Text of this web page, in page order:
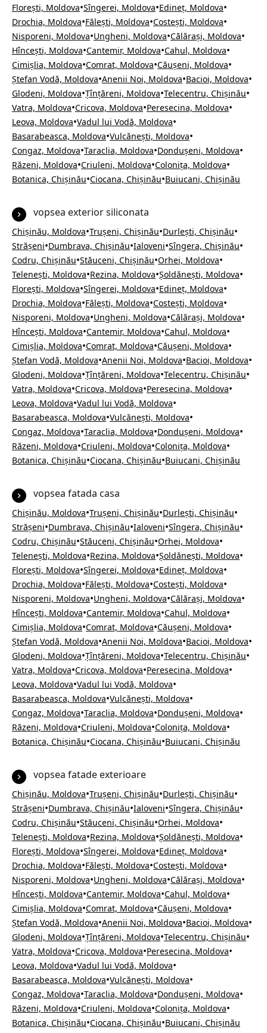
Florești, Moldova•Sîngerei, Moldova•Edineț, Moldova•
Drochia, Moldova•Fălești, Moldova•Costești, Moldova•
Nisporeni, Moldova•Ungheni, Moldova•Călărași, Moldova•
Hîncești, Moldova•Cantemir, Moldova•Cahul, Moldova•
Cimișlia, Moldova•Comrat, Moldova•Căușeni, Moldova•
Ștefan Vodă, Moldova•Anenii Noi, Moldova•Bacioi, Moldova•
Glodeni, Moldova•Țînțăreni, Moldova•Telecentru, Chișinău•
Vatra, Moldova•Cricova, Moldova•Peresecina, Moldova•
Leova, Moldova•Vadul lui Vodă, Moldova•
Basarabeasca, Moldova•Vulcănești, Moldova•
Congaz, Moldova•Taraclia, Moldova•Dondușeni, Moldova•
Răzeni, Moldova•Criuleni, Moldova•Colonița, Moldova•
Botanica, Chișinău•Ciocana, Chișinău•Buiucani, Chișinău
vopsea exterior siliconata
Chișinău, Moldova•Trușeni, Chișinău•Durlești, Chișinău•
Strășeni•Dumbrava, Chișinău•Ialoveni•Sîngera, Chișinău•
Codru, Chișinău•Stăuceni, Chișinău•Orhei, Moldova•
Telenești, Moldova•Rezina, Moldova•Șoldănești, Moldova•
Florești, Moldova•Sîngerei, Moldova•Edineț, Moldova•
Drochia, Moldova•Fălești, Moldova•Costești, Moldova•
Nisporeni, Moldova•Ungheni, Moldova•Călărași, Moldova•
Hîncești, Moldova•Cantemir, Moldova•Cahul, Moldova•
Cimișlia, Moldova•Comrat, Moldova•Căușeni, Moldova•
Ștefan Vodă, Moldova•Anenii Noi, Moldova•Bacioi, Moldova•
Glodeni, Moldova•Țînțăreni, Moldova•Telecentru, Chișinău•
Vatra, Moldova•Cricova, Moldova•Peresecina, Moldova•
Leova, Moldova•Vadul lui Vodă, Moldova•
Basarabeasca, Moldova•Vulcănești, Moldova•
Congaz, Moldova•Taraclia, Moldova•Dondușeni, Moldova•
Răzeni, Moldova•Criuleni, Moldova•Colonița, Moldova•
Botanica, Chișinău•Ciocana, Chișinău•Buiucani, Chișinău
vopsea fatada casa
Chișinău, Moldova•Trușeni, Chișinău•Durlești, Chișinău•
Strășeni•Dumbrava, Chișinău•Ialoveni•Sîngera, Chișinău•
Codru, Chișinău•Stăuceni, Chișinău•Orhei, Moldova•
Telenești, Moldova•Rezina, Moldova•Șoldănești, Moldova•
Florești, Moldova•Sîngerei, Moldova•Edineț, Moldova•
Drochia, Moldova•Fălești, Moldova•Costești, Moldova•
Nisporeni, Moldova•Ungheni, Moldova•Călărași, Moldova•
Hîncești, Moldova•Cantemir, Moldova•Cahul, Moldova•
Cimișlia, Moldova•Comrat, Moldova•Căușeni, Moldova•
Ștefan Vodă, Moldova•Anenii Noi, Moldova•Bacioi, Moldova•
Glodeni, Moldova•Țînțăreni, Moldova•Telecentru, Chișinău•
Vatra, Moldova•Cricova, Moldova•Peresecina, Moldova•
Leova, Moldova•Vadul lui Vodă, Moldova•
Basarabeasca, Moldova•Vulcănești, Moldova•
Congaz, Moldova•Taraclia, Moldova•Dondușeni, Moldova•
Răzeni, Moldova•Criuleni, Moldova•Colonița, Moldova•
Botanica, Chișinău•Ciocana, Chișinău•Buiucani, Chișinău
vopsea fatade exterioare
Chișinău, Moldova•Trușeni, Chișinău•Durlești, Chișinău•
Strășeni•Dumbrava, Chișinău•Ialoveni•Sîngera, Chișinău•
Codru, Chișinău•Stăuceni, Chișinău•Orhei, Moldova•
Telenești, Moldova•Rezina, Moldova•Șoldănești, Moldova•
Florești, Moldova•Sîngerei, Moldova•Edineț, Moldova•
Drochia, Moldova•Fălești, Moldova•Costești, Moldova•
Nisporeni, Moldova•Ungheni, Moldova•Călărași, Moldova•
Hîncești, Moldova•Cantemir, Moldova•Cahul, Moldova•
Cimișlia, Moldova•Comrat, Moldova•Căușeni, Moldova•
Ștefan Vodă, Moldova•Anenii Noi, Moldova•Bacioi, Moldova•
Glodeni, Moldova•Țînțăreni, Moldova•Telecentru, Chișinău•
Vatra, Moldova•Cricova, Moldova•Peresecina, Moldova•
Leova, Moldova•Vadul lui Vodă, Moldova•
Basarabeasca, Moldova•Vulcănești, Moldova•
Congaz, Moldova•Taraclia, Moldova•Dondușeni, Moldova•
Răzeni, Moldova•Criuleni, Moldova•Colonița, Moldova•
Botanica, Chișinău•Ciocana, Chișinău•Buiucani, Chișinău